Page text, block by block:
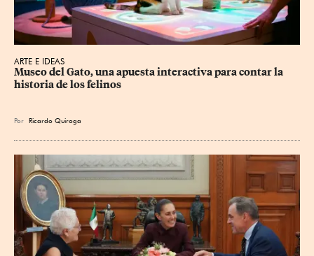
ARTE E IDEAS
Museo del Gato, una apuesta interactiva para contar la
historia de los felinos
Por Ricardo Quiroga